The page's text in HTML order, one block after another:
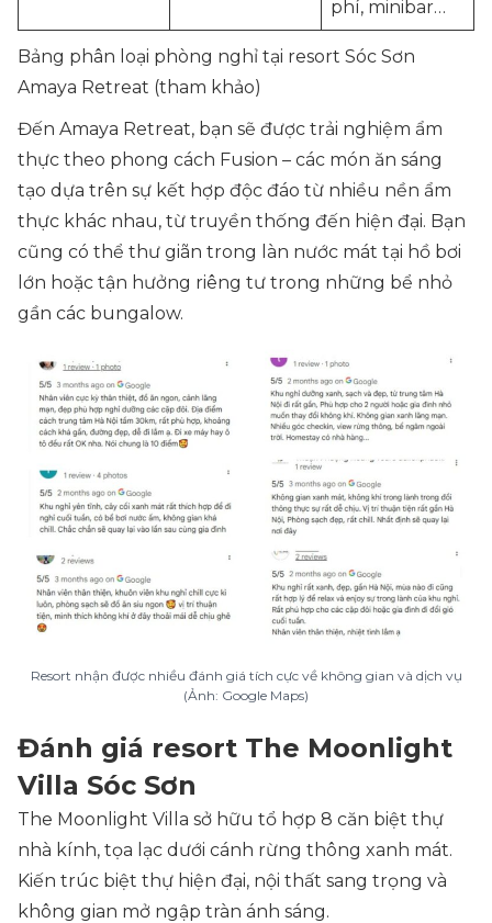
phí, minibar…
Bảng phân loại phòng nghỉ tại resort Sóc Sơn
Amaya Retreat (tham khảo)
Đến Amaya Retreat, bạn sẽ được trải nghiệm ẩm
thực theo phong cách Fusion – các món ăn sáng
tạo dựa trên sự kết hợp độc đáo từ nhiều nền ẩm
thực khác nhau, từ truyền thống đến hiện đại. Bạn
cũng có thể thư giãn trong làn nước mát tại hồ bơi
lớn hoặc tận hưởng riêng tư trong những bể nhỏ
gần các bungalow.
Resort nhận được nhiều đánh giá tích cực về không gian và dịch vụ
(Ảnh: Google Maps)
Đánh giá resort The Moonlight
Villa Sóc Sơn
The Moonlight Villa sở hữu tổ hợp 8 căn biệt thự
nhà kính, tọa lạc dưới cánh rừng thông xanh mát.
Kiến trúc biệt thự hiện đại, nội thất sang trọng và
không gian mở ngập tràn ánh sáng.